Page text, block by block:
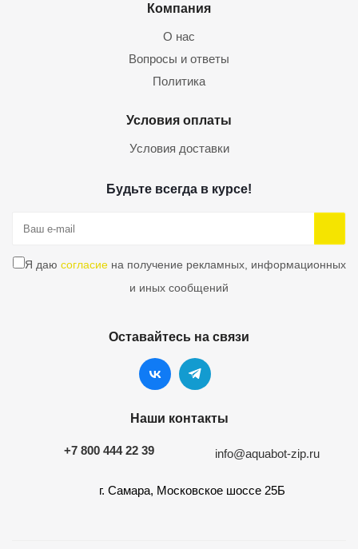
Компания
О нас
Вопросы и ответы
Политика
Условия оплаты
Условия доставки
Будьте всегда в курсе!
Я даю согласиена получение рекламных, информационных
и иных сообщений
Оставайтесь на связи
Наши контакты
+7 800 444 22 39 info@aquabot-zip.ru
г. Самара, Московское шоссе 25Б